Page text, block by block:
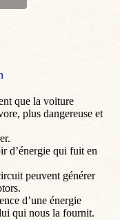
que la voiture
plus dangereuse et
d’énergie qui fuit en
peuvent générer
d’une énergie
qui nous la fournit.